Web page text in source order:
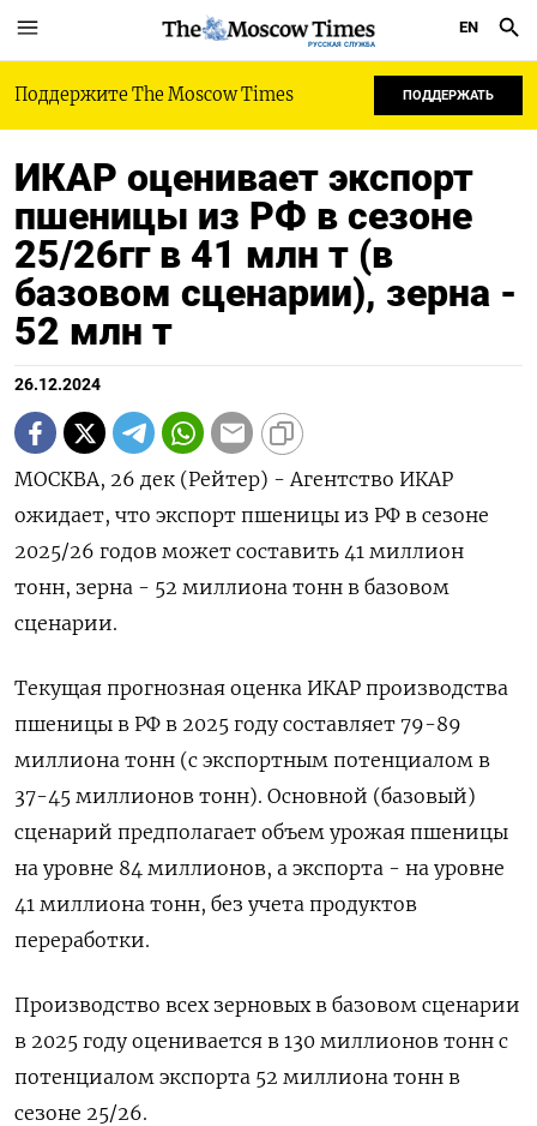
РУССКАЯ СЛУЖБА
EN
Поддержите The Moscow Times ПОДДЕРЖАТЬ
ИКАР оценивает экспорт
пшеницы из РФ в сезоне
25/26гг в 41 млн т (в
базовом сценарии), зерна -
52 млн т
26.12.2024
МОСКВА, 26 дек (Рейтер) - Агентство ИКАР
ожидает, что экспорт пшеницы из РФ в сезоне
2025/26 годов может составить 41 миллион
тонн, зерна - 52 миллиона тонн в базовом
сценарии.
Текущая прогнозная оценка ИКАР производства
пшеницы в РФ в 2025 году составляет 79-89
миллиона тонн (с экспортным потенциалом в
37-45 миллионов тонн). Основной (базовый)
сценарий предполагает объем урожая пшеницы
на уровне 84 миллионов, а экспорта - на уровне
41 миллиона тонн, без учета продуктов
переработки.
Производство всех зерновых в базовом сценарии
в 2025 году оценивается в 130 миллионов тонн с
потенциалом экспорта 52 миллиона тонн в
сезоне 25/26.